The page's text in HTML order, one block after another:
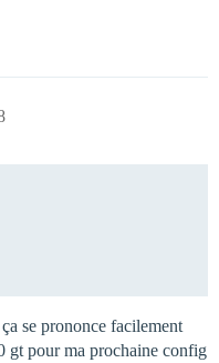
se prononce facilement
gt pour ma prochaine config